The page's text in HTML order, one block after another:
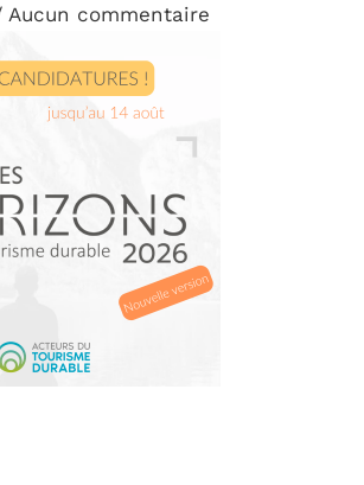
Aucun commentaire